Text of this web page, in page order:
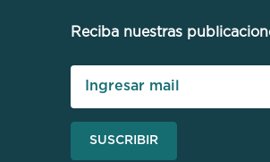
Reciba nuestras
SUSCRIBIR